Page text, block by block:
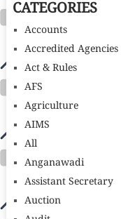
CATEGORIES
Accounts
Accredited Agencies
Act & Rules
AFS
Agriculture
AIMS
All
Anganawadi
Assistant Secretary
Auction